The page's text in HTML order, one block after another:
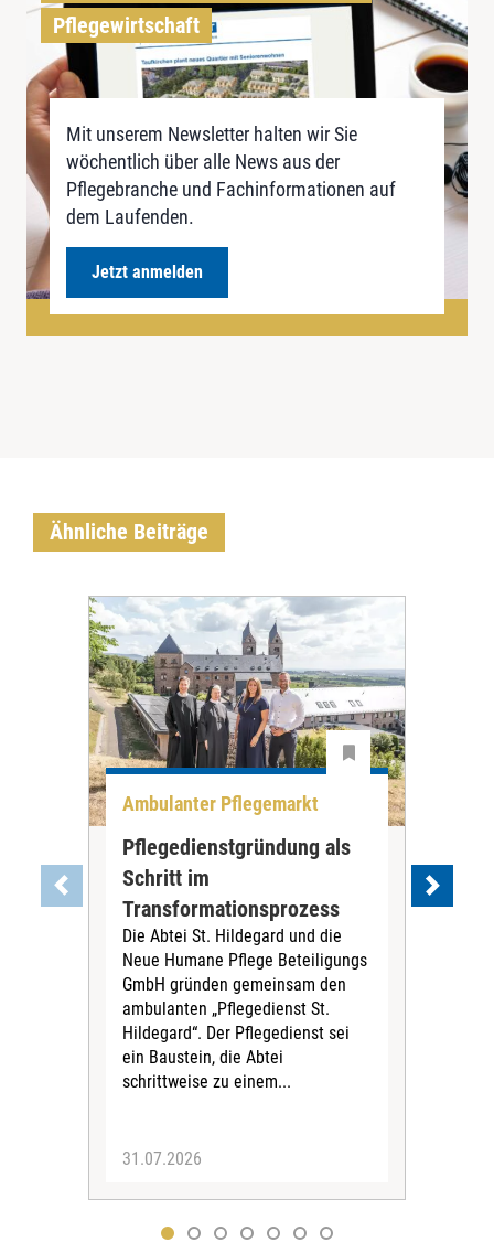
Pflegewirtschaft
Mit unserem Newsletter halten wir Sie
wöchentlich über alle News aus der
Pflegebranche und Fachinformationen auf
dem Laufenden.
Jetzt anmelden
Ähnliche Beiträge
Ambulanter Pflegemarkt
Pflegedienstgründung als
Schritt im
Transformationsprozess
Die Abtei St. Hildegard und die
Neue Humane Pflege Beteiligungs
GmbH gründen gemeinsam den
ambulanten „Pflegedienst St.
Hildegard“. Der Pflegedienst sei
ein Baustein, die Abtei
schrittweise zu einem...
31.07.2026